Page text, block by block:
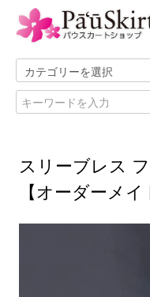
スリーブレス
【オーダーメイ